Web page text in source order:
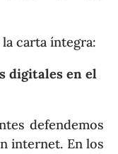
carta íntegra:
digitales en el
defendemos
internet. En los